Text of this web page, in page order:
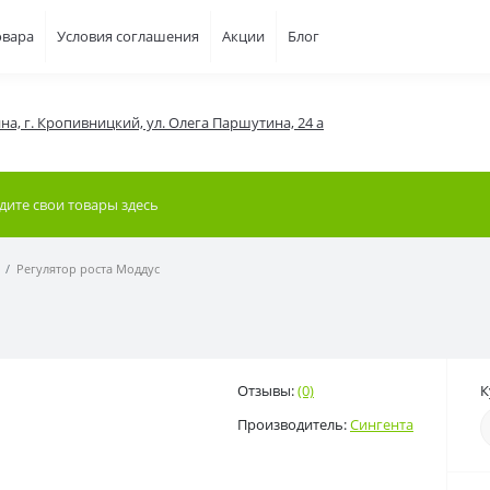
Условия соглашения Акции Блог
г. Кропивницкий, ул. Олега Паршутина, 24 а
Регулятор роста Моддус
Отзывы:(0)
Производитель:Сингента